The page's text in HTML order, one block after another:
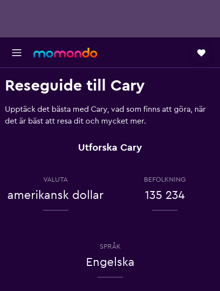
Reseguide till Cary
Upptäck det bästa med Cary, vad som finns att göra, när
det är bäst att resa dit och mycket mer.
Utforska Cary
VALUTA
amerikansk dollar
BEFOLKNING
135 234
SPRÅK
Engelska